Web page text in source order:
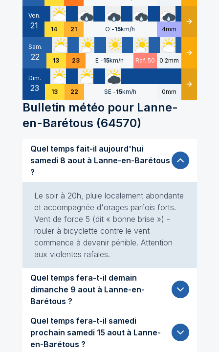
Ven.
21 14 21 O -15km/h 4mm Détails
Sam.
22 13 23 E -15km/h Raf. 50 0.2mm Détails
Dim.
23 13 22 SE -15km/h 0mm Détails
Bulletin météo pour Lanne-
en-Barétous (64570)
Quel temps fait-il aujourd'hui
samedi 8 aout à Lanne-en-Barétous
?
Le soir à 20h, pluie localement abondante
et accompagnée d'orages parfois forts.
Vent de force 5 (dit « bonne brise ») -
rouler à bicyclette contre le vent
commence à devenir pénible. Attention
aux violentes rafales.
Quel temps fera-t-il demain
dimanche 9 aout à Lanne-en-
Barétous ?
Quel temps fera-t-il samedi
prochain samedi 15 aout à Lanne-
en-Barétous ?